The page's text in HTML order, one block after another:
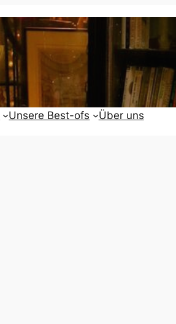
Unsere Best-ofs Über uns